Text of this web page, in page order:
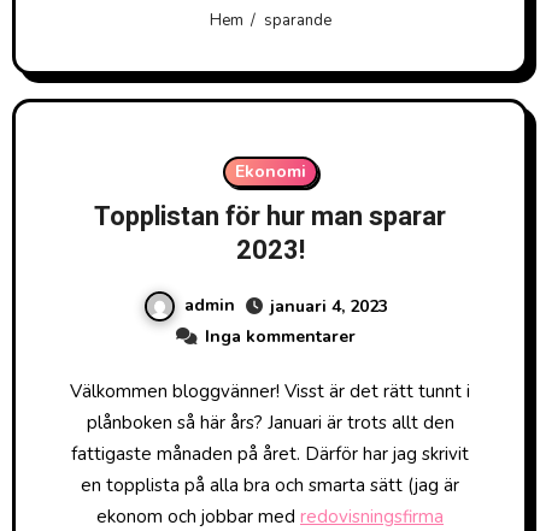
Hem sparande
Ekonomi
Topplistan för hur man sparar
2023!
admin
januari 4, 2023
Inga kommentarer
Välkommen bloggvänner! Visst är det rätt tunnt i
plånboken så här års? Januari är trots allt den
fattigaste månaden på året. Därför har jag skrivit
en topplista på alla bra och smarta sätt (jag är
ekonom och jobbar med redovisningsfirma